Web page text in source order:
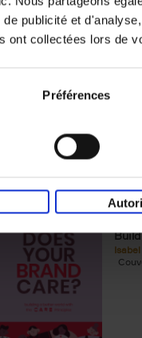
publicité et
ont collectées lors de
Préférences